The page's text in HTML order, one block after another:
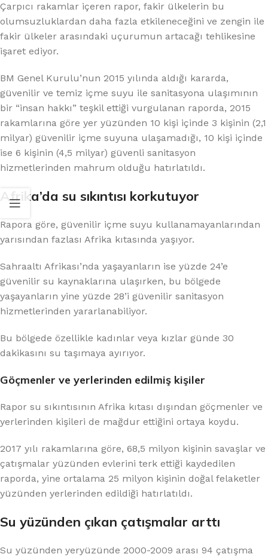
Çarpıcı rakamlar içeren rapor, fakir ülkelerin bu
olumsuzluklardan daha fazla etkileneceğini ve zengin ile
fakir ülkeler arasındaki uçurumun artacağı tehlikesine
işaret ediyor.
BM Genel Kurulu’nun 2015 yılında aldığı kararda,
güvenilir ve temiz içme suyu ile sanitasyona ulaşımının
bir “insan hakkı” teşkil ettiği vurgulanan raporda, 2015
rakamlarına göre yer yüzünden 10 kişi içinde 3 kişinin (2,1
milyar) güvenilir içme suyuna ulaşamadığı, 10 kişi içinde
ise 6 kişinin (4,5 milyar) güvenli sanitasyon
hizmetlerinden mahrum olduğu hatırlatıldı.
Afrika’da su sıkıntısı korkutuyor
Rapora göre, güvenilir içme suyu kullanamayanlarından
yarısından fazlası Afrika kıtasında yaşıyor.
Sahraaltı Afrikası’nda yaşayanların ise yüzde 24’e
güvenilir su kaynaklarına ulaşırken, bu bölgede
yaşayanların yine yüzde 28’i güvenilir sanitasyon
hizmetlerinden yararlanabiliyor.
Bu bölgede özellikle kadınlar veya kızlar günde 30
dakikasını su taşımaya ayırıyor.
Göçmenler ve yerlerinden edilmiş kişiler
Rapor su sıkıntısının Afrika kıtası dışından göçmenler ve
yerlerinden kişileri de mağdur ettiğini ortaya koydu.
2017 yılı rakamlarına göre, 68,5 milyon kişinin savaşlar ve
çatışmalar yüzünden evlerini terk ettiği kaydedilen
raporda, yine ortalama 25 milyon kişinin doğal felaketler
yüzünden yerlerinden edildiği hatırlatıldı.
Su yüzünden çıkan çatışmalar arttı
Su yüzünden yeryüzünde 2000-2009 arası 94 çatışma